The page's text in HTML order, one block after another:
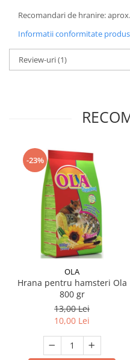
Recomandari de hranire:
Informatii conformitate produs
Review-uri(1)
-23%
OLA
Hrana pentru hamsteri Ola
800 gr
13,00 Lei
10,00 Lei